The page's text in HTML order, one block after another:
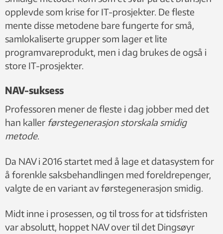
opplevde som krise for IT-prosjekter. De fleste
mente disse metodene bare fungerte for små,
samlokaliserte grupper som lager et lite
programvareprodukt, men i dag brukes de også i
store IT-prosjekter.
NAV-suksess
Professoren mener de fleste i dag jobber med det
han kaller førstegenerasjon storskala smidig
metode.
Da NAV i 2016 startet med å lage et datasystem for
å forenkle saksbehandlingen med foreldrepenger,
valgte de en variant av førstegenerasjon smidig.
Midt inne i prosessen, og til tross for at tidsfristen
var absolutt, hoppet NAV over til det Dingsøyr